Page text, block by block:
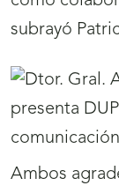
subrayó
Ambos